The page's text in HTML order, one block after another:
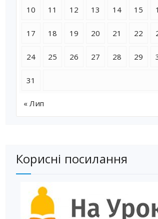
10 11 12 13 14 15
17 18 19 20 21 22
24 25 26 27 28 29
31
« Лип
Корисні посилання